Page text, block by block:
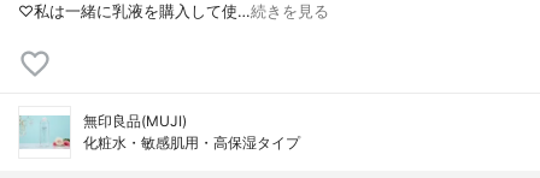
♡私は一緒に乳液を購入して使…続きを見る
無印良品(MUJI)
化粧水・敏感肌用・高保湿タイプ